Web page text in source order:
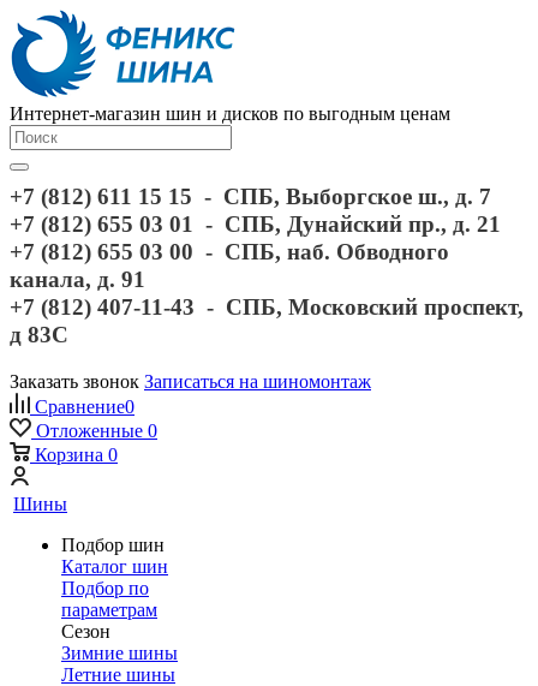
Интернет-магазин шин и дисков по выгодным ценам
+7 (812) 611 15 15 - СПБ, Выборгское ш., д. 7
+7 (812) 655 03 01 - СПБ, Дунайский пр., д. 21
+7 (812) 655 03 00 - СПБ, наб. Обводного
канала, д. 91
+7 (812) 407-11-43 - СПБ, Московский проспект,
д 83С
Заказать звонок Записаться на шиномонтаж
Сравнение0
Отложенные 0
Корзина 0
Шины
Подбор шин
Каталог шин
Подбор по
параметрам
Сезон
Зимние шины
Летние шины